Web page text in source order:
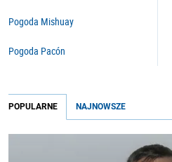
Pogoda Mishuay
Pogoda Pacón
POPULARNE NAJNOWSZE